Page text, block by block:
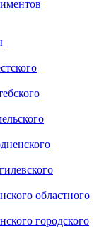
областного
городского